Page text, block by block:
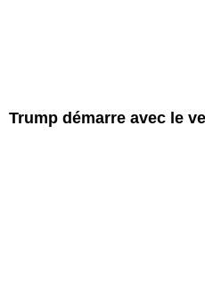
Trump démarre avec le